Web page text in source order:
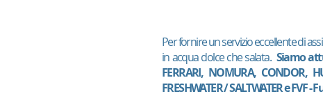
Per fornire un servizio eccellente di
in acqua dolce che salata. Siamo
FERRARI, NOMURA, CONDOR,
FRESHWATER / SALTWATER e FVF